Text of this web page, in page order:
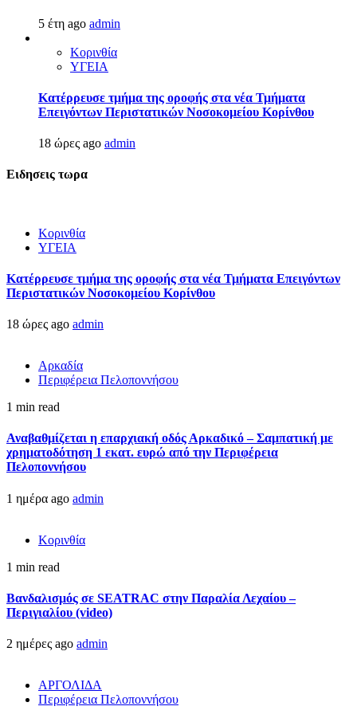
5 έτη ago admin
Κορινθία
ΥΓΕΙΑ
Kατέρρευσε τμήμα της οροφής στα νέα Τμήματα
Επειγόντων Περιστατικών Νοσοκομείου Κορίνθου
18 ώρες ago admin
Ειδησεις τωρα
Κορινθία
ΥΓΕΙΑ
Kατέρρευσε τμήμα της οροφής στα νέα Τμήματα Επειγόντων
Περιστατικών Νοσοκομείου Κορίνθου
18 ώρες ago admin
Αρκαδία
Περιφέρεια Πελοποννήσου
1 min read
Αναβαθμίζεται η επαρχιακή οδός Αρκαδικό – Σαμπατική με
χρηματοδότηση 1 εκατ. ευρώ από την Περιφέρεια
Πελοποννήσου
1 ημέρα ago admin
Κορινθία
1 min read
Βανδαλισμός σε SEATRAC στην Παραλία Λεχαίου –
Περιγιαλίου (video)
2 ημέρες ago admin
ΑΡΓΟΛΙΔΑ
Περιφέρεια Πελοποννήσου